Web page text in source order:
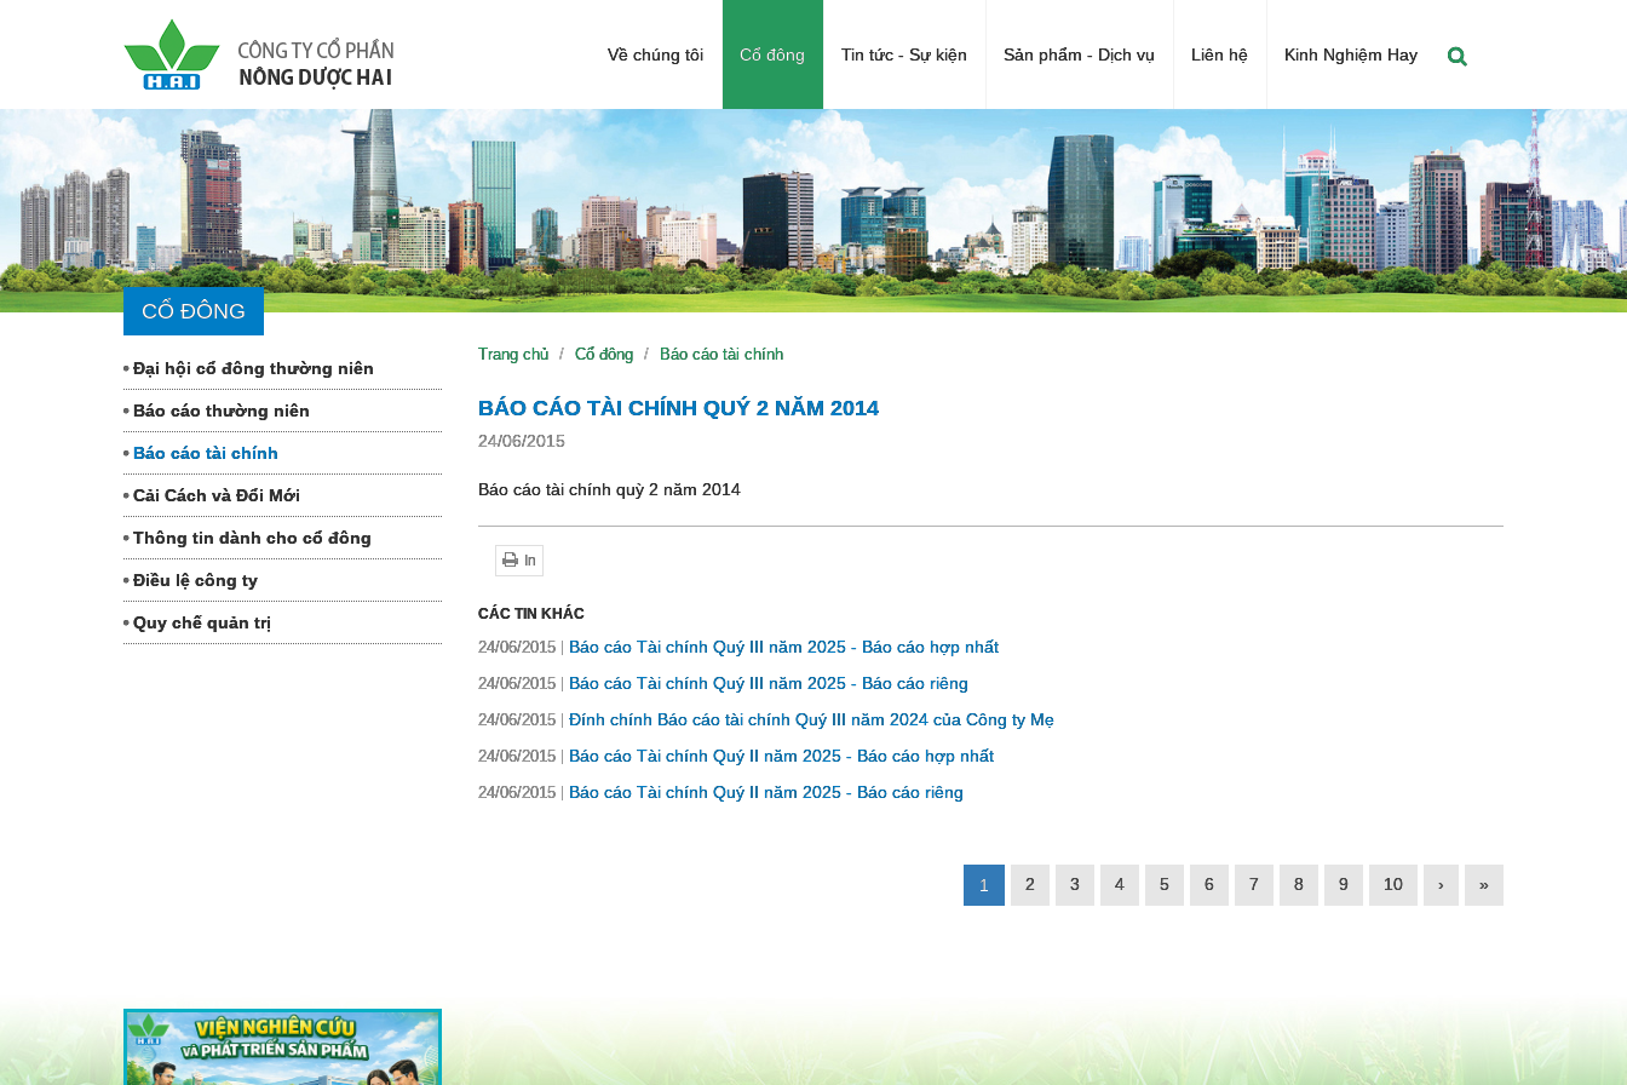
Về chúng tôi Cổ đông Tin tức - Sự kiện Sản phẩm - Dịch vụ Liên hệ Kinh Nghiệm Hay
CỔ ĐÔNG
Đại hội cổ đông thường niên
Báo cáo thường niên
Báo cáo tài chính
Cải Cách và Đổi Mới
Thông tin dành cho cổ đông
Điều lệ công ty
Quy chế quản trị
Trang chủ Cổ đông Báo cáo tài chính
BÁO CÁO TÀI CHÍNH QUÝ 2 NĂM 2014
24/06/2015
Báo cáo tài chính quỳ 2 năm 2014
In
CÁC TIN KHÁC
24/06/2015 Báo cáo Tài chính Quý III năm 2025 - Báo cáo hợp nhất
24/06/2015 Báo cáo Tài chính Quý III năm 2025 - Báo cáo riêng
24/06/2015 Đính chính Báo cáo tài chính Quý III năm 2024 của Công ty Mẹ
24/06/2015 Báo cáo Tài chính Quý II năm 2025 - Báo cáo hợp nhất
24/06/2015 Báo cáo Tài chính Quý II năm 2025 - Báo cáo riêng
1 2 3 4 5 6 7 8 9 10 › »